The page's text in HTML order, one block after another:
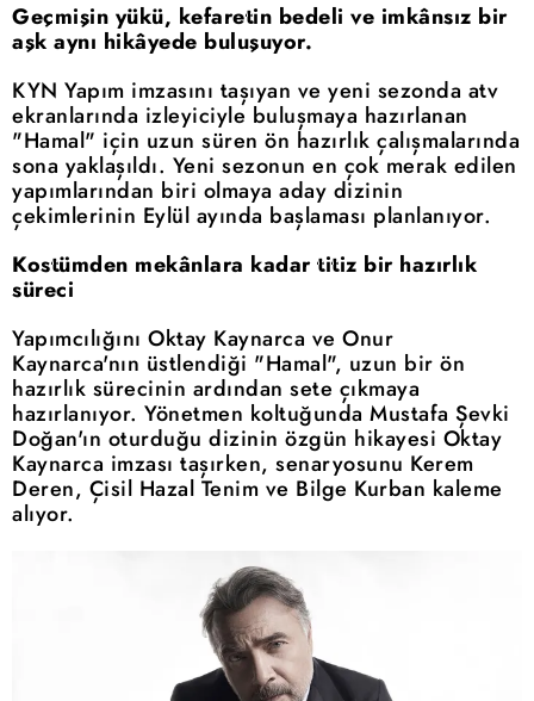
Geçmişin yükü, kefaretin bedeli ve imkânsız bir
aşk aynı hikâyede buluşuyor.
KYN Yapım imzasını taşıyan ve yeni sezonda atv
ekranlarında izleyiciyle buluşmaya hazırlanan
"Hamal" için uzun süren ön hazırlık çalışmalarında
sona yaklaşıldı. Yeni sezonun en çok merak edilen
yapımlarından biri olmaya aday dizinin
çekimlerinin Eylül ayında başlaması planlanıyor.
Kostümden mekânlara kadar titiz bir hazırlık
süreci
Yapımcılığını Oktay Kaynarca ve Onur
Kaynarca'nın üstlendiği "Hamal", uzun bir ön
hazırlık sürecinin ardından sete çıkmaya
hazırlanıyor. Yönetmen koltuğunda Mustafa Şevki
Doğan'ın oturduğu dizinin özgün hikayesi Oktay
Kaynarca imzası taşırken, senaryosunu Kerem
Deren, Çisil Hazal Tenim ve Bilge Kurban kaleme
alıyor.